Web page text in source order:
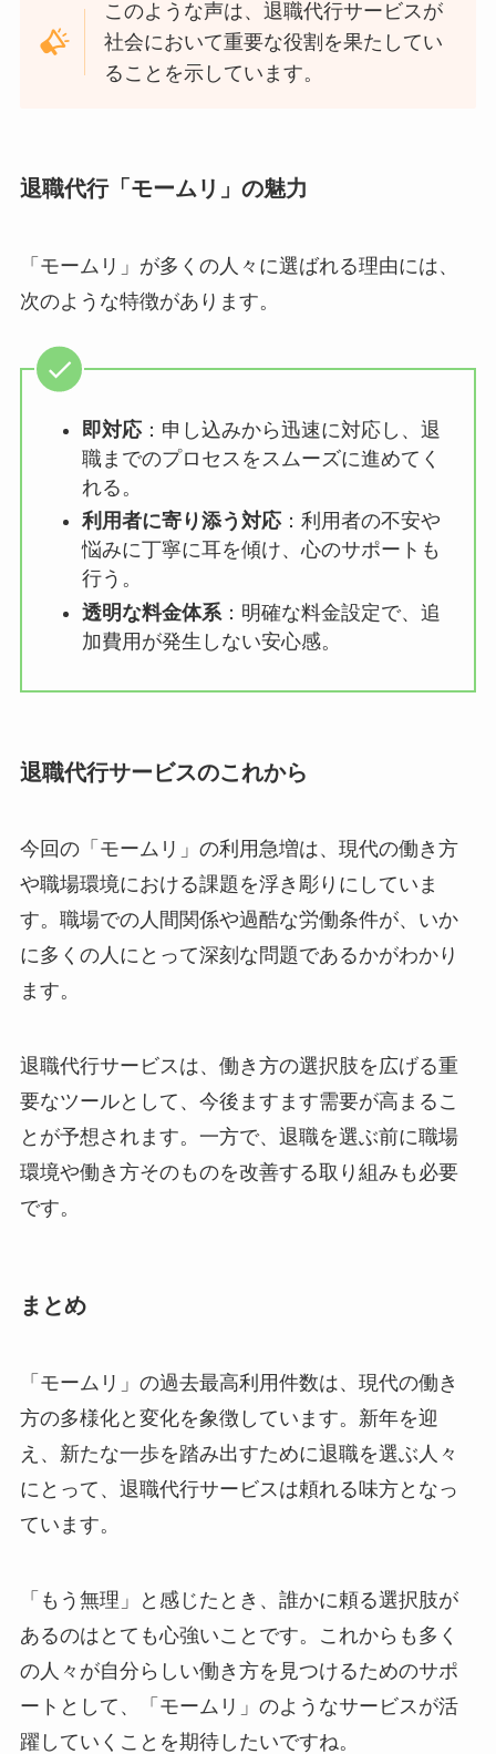
このような声は、退職代行サービスが
社会において重要な役割を果たしてい
ることを示しています。
退職代行「モームリ」の魅力
「モームリ」が多くの人々に選ばれる理由には、
次のような特徴があります。
即対応：申し込みから迅速に対応し、退
職までのプロセスをスムーズに進めてく
れる。
利用者に寄り添う対応：利用者の不安や
悩みに丁寧に耳を傾け、心のサポートも
行う。
透明な料金体系：明確な料金設定で、追
加費用が発生しない安心感。
退職代行サービスのこれから
今回の「モームリ」の利用急増は、現代の働き方
や職場環境における課題を浮き彫りにしていま
す。職場での人間関係や過酷な労働条件が、いか
に多くの人にとって深刻な問題であるかがわかり
ます。
退職代行サービスは、働き方の選択肢を広げる重
要なツールとして、今後ますます需要が高まるこ
とが予想されます。一方で、退職を選ぶ前に職場
環境や働き方そのものを改善する取り組みも必要
です。
まとめ
「モームリ」の過去最高利用件数は、現代の働き
方の多様化と変化を象徴しています。新年を迎
え、新たな一歩を踏み出すために退職を選ぶ人々
にとって、退職代行サービスは頼れる味方となっ
ています。
「もう無理」と感じたとき、誰かに頼る選択肢が
あるのはとても心強いことです。これからも多く
の人々が自分らしい働き方を見つけるためのサポ
ートとして、「モームリ」のようなサービスが活
躍していくことを期待したいですね。